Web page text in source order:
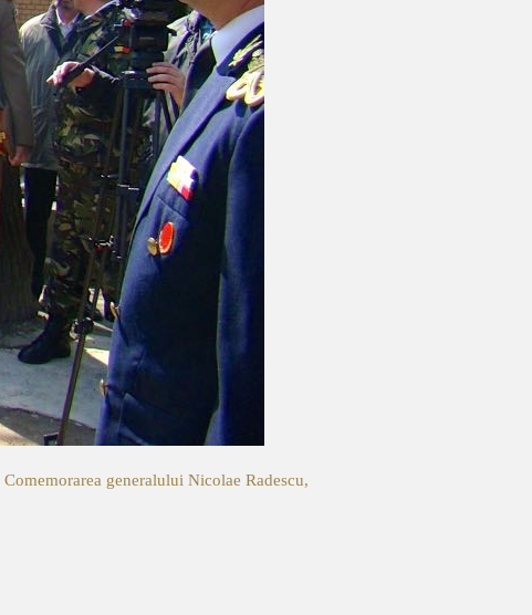
Comemorarea generalului Nicolae Radescu,